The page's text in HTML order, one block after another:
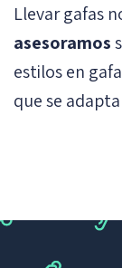
Llevar gafas
asesoramos
estilos en
que se